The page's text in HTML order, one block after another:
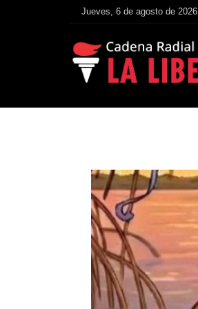
Jueves, 6 de agosto de 2026